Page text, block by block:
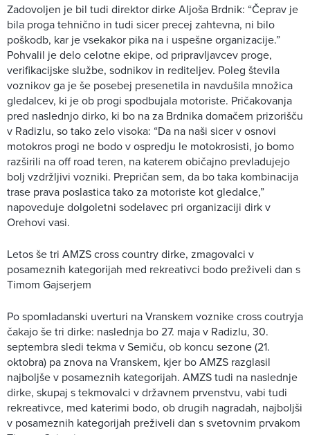
Zadovoljen je bil tudi direktor dirke Aljoša Brdnik: “Čeprav je
bila proga tehnično in tudi sicer precej zahtevna, ni bilo
poškodb, kar je vsekakor pika na i uspešne organizacije.”
Pohvalil je delo celotne ekipe, od pripravljavcev proge,
verifikacijske službe, sodnikov in rediteljev. Poleg števila
voznikov ga je še posebej presenetila in navdušila množica
gledalcev, ki je ob progi spodbujala motoriste. Pričakovanja
pred naslednjo dirko, ki bo na za Brdnika domačem prizorišču
v Radizlu, so tako zelo visoka: “Da na naši sicer v osnovi
motokros progi ne bodo v ospredju le motokrosisti, jo bomo
razširili na off road teren, na katerem običajno prevladujejo
bolj vzdržljivi vozniki. Prepričan sem, da bo taka kombinacija
trase prava poslastica tako za motoriste kot gledalce,”
napoveduje dolgoletni sodelavec pri organizaciji dirk v
Orehovi vasi.
Letos še tri AMZS cross country dirke, zmagovalci v
posameznih kategorijah med rekreativci bodo preživeli dan s
Timom Gajserjem
Po spomladanski uverturi na Vranskem voznike cross coutryja
čakajo še tri dirke: naslednja bo 27. maja v Radizlu, 30.
septembra sledi tekma v Semiču, ob koncu sezone (21.
oktobra) pa znova na Vranskem, kjer bo AMZS razglasil
najboljše v posameznih kategorijah. AMZS tudi na naslednje
dirke, skupaj s tekmovalci v državnem prvenstvu, vabi tudi
rekreativce, med katerimi bodo, ob drugih nagradah, najboljši
v posameznih kategorijah preživeli dan s svetovnim prvakom